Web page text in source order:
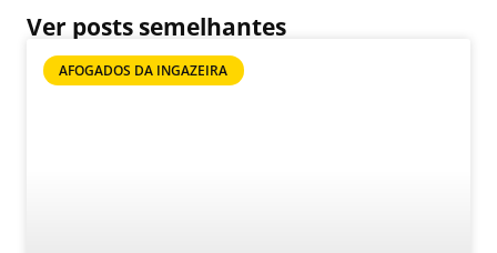
Ver posts semelhantes
AFOGADOS DA INGAZEIRA